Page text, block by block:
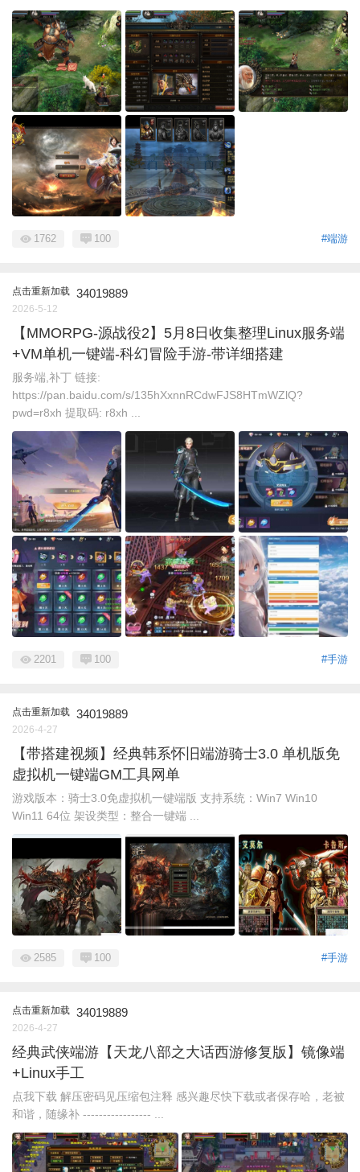
#端游
1762 100
点击重新加载 34019889
2026-5-12
【MMORPG-源战役2】5月8日收集整理Linux服务端
+VM单机一键端-科幻冒险手游-带详细搭建
服务端,补丁 链接:
https://pan.baidu.com/s/135hXxnnRCdwFJS8HTmWZlQ?
pwd=r8xh 提取码: r8xh ...
#手游
2201 100
点击重新加载 34019889
2026-4-27
【带搭建视频】经典韩系怀旧端游骑士3.0 单机版免
虚拟机一键端GM工具网单
游戏版本：骑士3.0免虚拟机一键端版 支持系统：Win7 Win10
Win11 64位 架设类型：整合一键端 ...
#手游
2585 100
点击重新加载 34019889
2026-4-27
经典武侠端游【天龙八部之大话西游修复版】镜像端
+Linux手工
点我下载 解压密码见压缩包注释 感兴趣尽快下载或者保存哈，老被
和谐，随缘补 ----------------- ...